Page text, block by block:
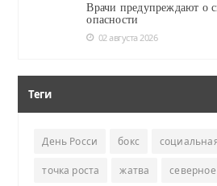
Врачи предупреждают о
опасности
02 августа 2026
Теги
День Росси бокс
точка роста жатва